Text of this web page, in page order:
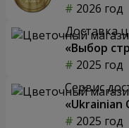
2026 год
Доставка
«Выбор
2025 год
Сервис
«Ukrainian
2025 год